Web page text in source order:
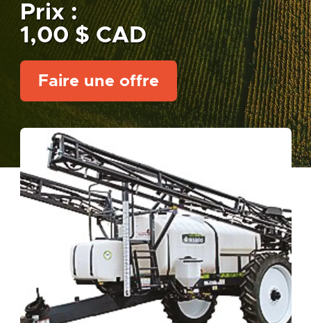
Prix :
1,00 $ CAD
Faire une offre